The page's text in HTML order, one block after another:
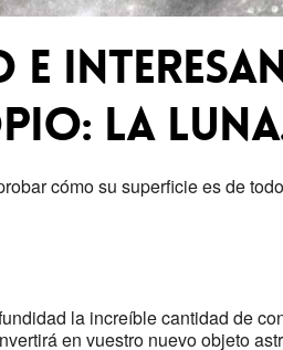
e
la
cómo su superficie es de
la increíble cantidad de
en vuestro nuevo objeto